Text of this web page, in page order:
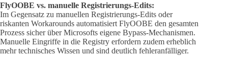
FlyOOBE vs. manuelle Registrierungs-Edits:
Im Gegensatz zu manuellen Registrierungs-Edits oder
riskanten Workarounds automatisiert FlyOOBE den gesamten
Prozess sicher über Microsofts eigene Bypass-Mechanismen.
Manuelle Eingriffe in die Registry erfordern zudem erheblich
mehr technisches Wissen und sind deutlich fehleranfälliger.